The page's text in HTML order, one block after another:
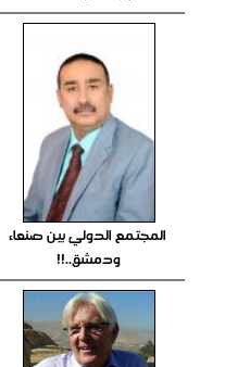
المجتمع الدولي بين صنعاء
ودمشق..!!